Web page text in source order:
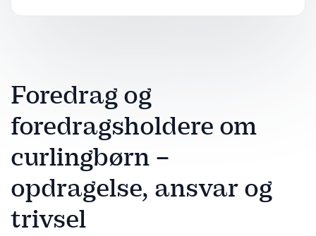
Foredrag og
foredragsholdere om
curlingbørn –
opdragelse, ansvar og
trivsel